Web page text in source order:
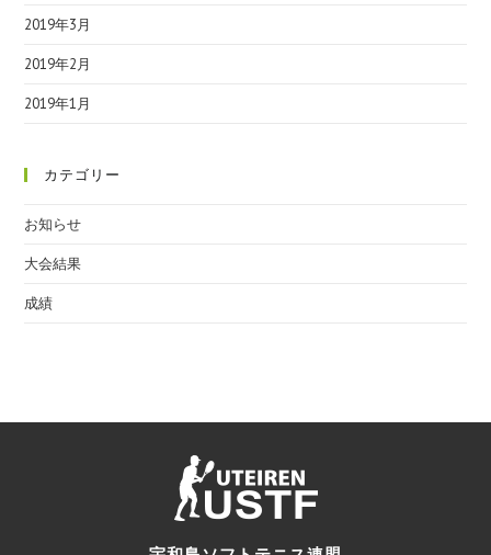
2019年3月
2019年2月
2019年1月
カテゴリー
お知らせ
大会結果
成績